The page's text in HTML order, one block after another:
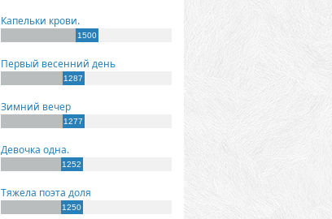
Капельки крови.
1500
Первый весенний день
1287
Зимний вечер
1277
Девочка одна.
1252
Тяжела поэта доля
1250